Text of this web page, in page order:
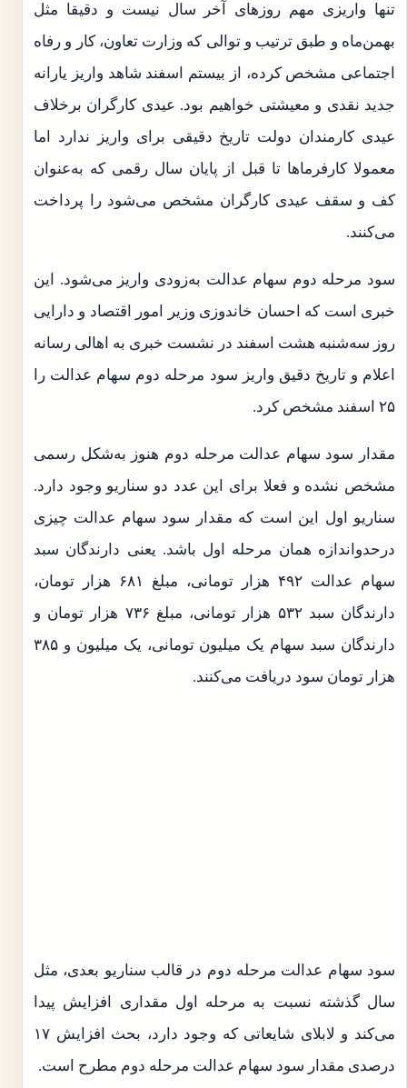
تنها واریزی مهم روزهای آخر سال نیست و دقیقا مثل
بهمن‌ماه و طبق ترتیب و توالی که وزارت تعاون، کار و رفاه
اجتماعی مشخص کرده، از بیستم اسفند شاهد واریز یارانه
جدید نقدی و معیشتی خواهیم بود. عیدی کارگران برخلاف
عیدی کارمندان دولت تاریخ دقیقی برای واریز ندارد اما
معمولا کارفرماها تا قبل از پایان سال رقمی که به‌عنوان
کف و سقف عیدی کارگران مشخص می‌شود را پرداخت
می‌کنند.
سود مرحله دوم سهام عدالت به‌زودی واریز می‌شود. این
خبری است که احسان خاندوزی وزیر امور اقتصاد و دارایی
روز سه‌شنبه هشت اسفند در نشست خبری به اهالی رسانه
اعلام و تاریخ دقیق واریز سود مرحله دوم سهام عدالت را
۲۵ اسفند مشخص کرد.
مقدار سود سهام عدالت مرحله دوم هنوز به‌شکل رسمی
مشخص نشده و فعلا برای این عدد دو سناریو وجود دارد.
سناریو اول این است که مقدار سود سهام عدالت چیزی
درحدواندازه همان مرحله اول باشد. یعنی دارندگان سبد
سهام عدالت ۴۹۲ هزار تومانی، مبلغ ۶۸۱ هزار تومان،
دارندگان سبد ۵۳۲ هزار تومانی، مبلغ ۷۳۶ هزار تومان و
دارندگان سبد سهام یک میلیون تومانی، یک میلیون و ۳۸۵
هزار تومان سود دریافت می‌کنند.
سود سهام عدالت مرحله دوم در قالب سناریو بعدی، مثل
سال گذشته نسبت به مرحله اول مقداری افزایش پیدا
می‌کند و لابلای شایعاتی که وجود دارد، بحث افزایش ۱۷
درصدی مقدار سود سهام عدالت مرحله دوم مطرح است.